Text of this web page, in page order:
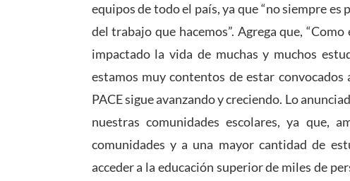
equipos de todo el país, ya que “no siempre
del trabajo que hacemos”. Agrega que,
impactado la vida de muchas y muchos
estamos muy contentos de estar
PACE sigue avanzando y creciendo. Lo
nuestras comunidades escolares, ya que,
comunidades y a una mayor cantidad de
acceder a la educación superior de miles de